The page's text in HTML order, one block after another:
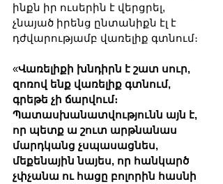
ինքն իր ուսերին է վերցրել,
չնայած իրենց ընտանիքն էլ է
դժվարությամբ վառելիք գտնում։
«Վառելիքի խնդիրն է շատ սուր,
զոռով ենք վառելիք գտնում,
գրեթե չի ճարվում։
Պատասխանատվությունն այն է,
որ պետք ա շուտ արթնանաս
մարդկանց չսպասացնես,
մեքենային նայես, որ հանկարծ
չփչանա ու հացը բոլորին հասնի